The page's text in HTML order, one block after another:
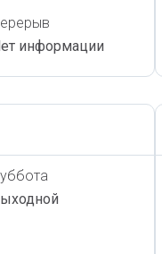
информации